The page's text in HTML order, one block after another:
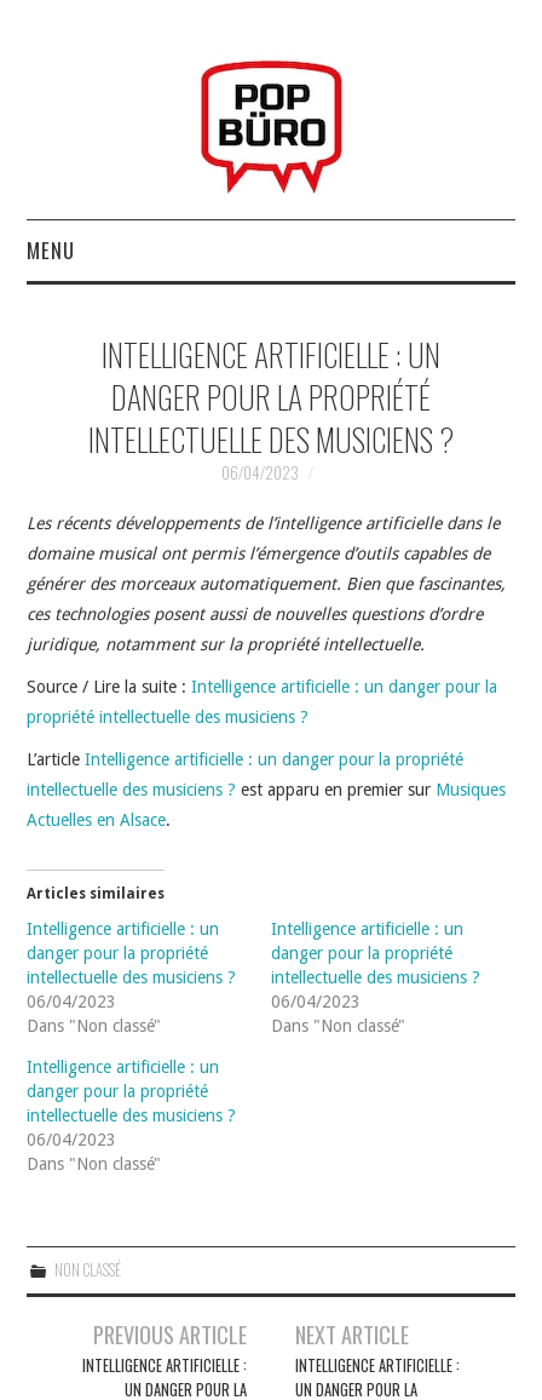
MENU
MUSIQUESACTUELLES.NET
GABBA GABBA HEY !
INDÉPENDANTS
DOKO
INTELLIGENCE ARTIFICIELLE : UN
DANGER POUR LA PROPRIÉTÉ
INTELLECTUELLE DES MUSICIENS ?
06/04/2023
Les récents développements de l’intelligence artificielle dans le
domaine musical ont permis l’émergence d’outils capables de
générer des morceaux automatiquement. Bien que fascinantes,
ces technologies posent aussi de nouvelles questions d’ordre
juridique, notamment sur la propriété intellectuelle.
Source / Lire la suite :Intelligence artificielle : un danger pour la
propriété intellectuelle des musiciens ?
L’articleIntelligence artificielle : un danger pour la propriété
intellectuelle des musiciens ? est apparu en premier sur Musiques
Actuelles en Alsace.
Articles similaires
Intelligence artificielle : un
danger pour la propriété
intellectuelle des musiciens ?
06/04/2023
Dans "Non classé"
Intelligence artificielle : un
danger pour la propriété
intellectuelle des musiciens ?
06/04/2023
Dans "Non classé"
Intelligence artificielle : un
danger pour la propriété
intellectuelle des musiciens ?
06/04/2023
Dans "Non classé"
NON CLASSÉ
NavigationPREVIOUS ARTICLE
INTELLIGENCE ARTIFICIELLE :
UN DANGER POUR LA
NEXT ARTICLE
INTELLIGENCE ARTIFICIELLE :
UN DANGER POUR LA